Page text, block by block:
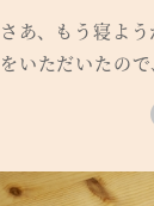
さあ、もう寝よ
をいただいたの